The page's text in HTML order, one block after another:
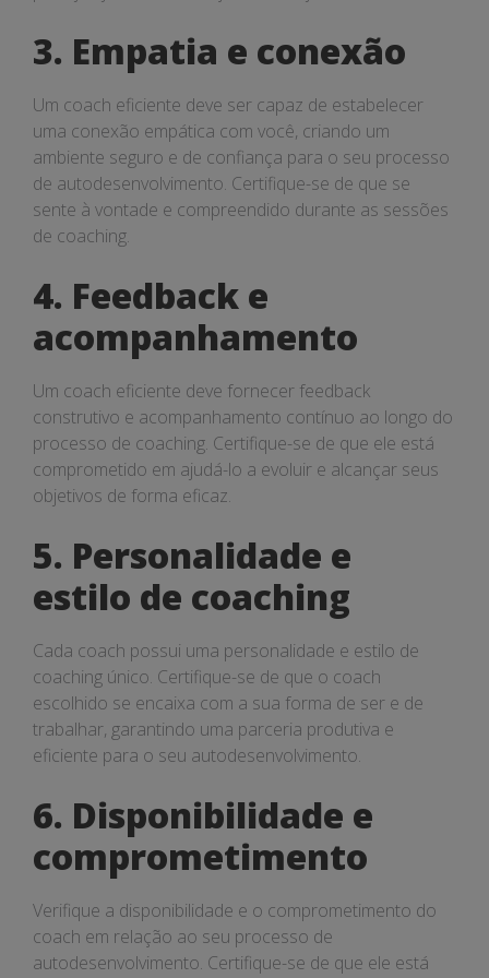
3. Empatia e conexão
Um coach eficiente deve ser capaz de estabelecer
uma conexão empática com você, criando um
ambiente seguro e de confiança para o seu processo
de autodesenvolvimento. Certifique-se de que se
sente à vontade e compreendido durante as sessões
de coaching.
4. Feedback e
acompanhamento
Um coach eficiente deve fornecer feedback
construtivo e acompanhamento contínuo ao longo do
processo de coaching. Certifique-se de que ele está
comprometido em ajudá-lo a evoluir e alcançar seus
objetivos de forma eficaz.
5. Personalidade e
estilo de coaching
Cada coach possui uma personalidade e estilo de
coaching único. Certifique-se de que o coach
escolhido se encaixa com a sua forma de ser e de
trabalhar, garantindo uma parceria produtiva e
eficiente para o seu autodesenvolvimento.
6. Disponibilidade e
comprometimento
Verifique a disponibilidade e o comprometimento do
coach em relação ao seu processo de
autodesenvolvimento. Certifique-se de que ele está